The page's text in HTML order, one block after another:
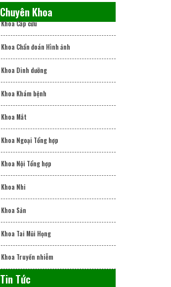
Chuyên Khoa
Khoa Cấp cứu
Khoa Chẩn đoán Hình ảnh
Khoa Dinh dưỡng
Khoa Khám bệnh
Khoa Mắt
Khoa Ngoại Tổng hợp
Khoa Nội Tổng hợp
Khoa Nhi
Khoa Sản
Khoa Tai Mũi Họng
Khoa Truyền nhiễm
Tin Tức